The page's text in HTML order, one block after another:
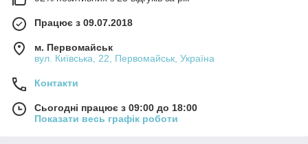
Працює з 09.07.2018
м. Первомайськ
вул. Київська, 22, Первомайськ, Україна
Контакти
Сьогодні працює з 09:00 до 18:00
Показати весь графік роботи